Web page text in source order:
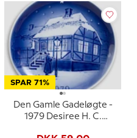
SPAR 71%
Den Gamle Gadeløgte -
1979 Desiree H. C.